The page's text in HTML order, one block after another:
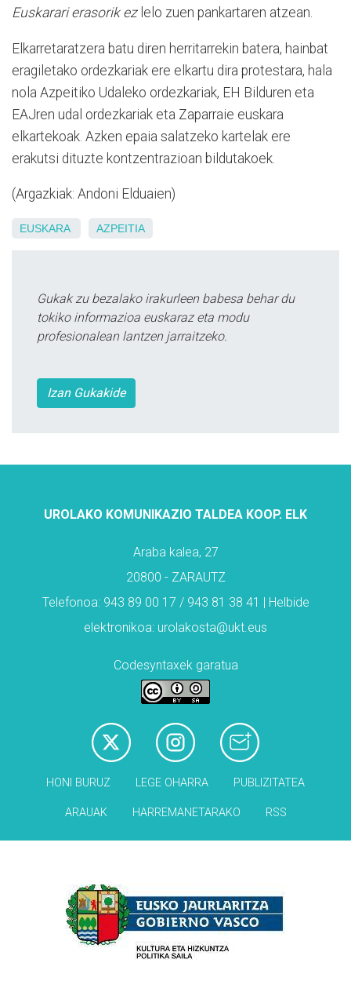
Euskarari erasorik ezlelo zuen pankartaren atzean.
Elkarretaratzera batu diren herritarrekin batera, hainbat
eragiletako ordezkariak ere elkartu dira protestara, hala
nola Azpeitiko Udaleko ordezkariak, EH Bilduren eta
EAJren udal ordezkariak eta Zaparraie euskara
elkartekoak. Azken epaia salatzeko kartelak ere
erakutsi dituzte kontzentrazioan bildutakoek.
(Argazkiak: Andoni Elduaien)
EUSKARA AZPEITIA
Gukak zu bezalako irakurleen babesa behar du
tokiko informazioa euskaraz eta modu
profesionalean lantzen jarraitzeko.
Izan Gukakide
UROLAKO KOMUNIKAZIO TALDEA KOOP. ELK
Araba kalea, 27
20800 - ZARAUTZ
Telefonoa: 943 89 00 17 / 943 81 38 41 | Helbide
elektronikoa: urolakosta@ukt.eus
Codesyntaxek garatua
HONI BURUZ LEGE OHARRA PUBLIZITATEA
ARAUAK HARREMANETARAKO RSS